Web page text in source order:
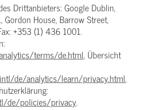
Drittanbieters: Google Dublin,
Gordon House, Barrow Street,
+353 (1) 436 1001.
terms/de.html, Übersicht
de/analytics/learn/privacy.html,
de/policies/privacy.